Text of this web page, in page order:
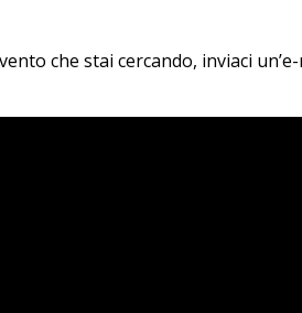
che stai cercando, inviaci